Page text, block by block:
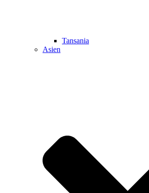
Tansania
Asien